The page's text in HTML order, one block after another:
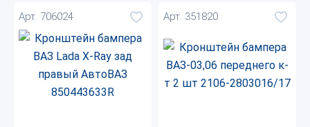
Арт. 706024 Арт. 351820